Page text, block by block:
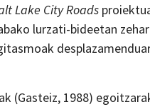
Lake City Roads
lurzati-bideetan
(Gasteiz, 1988)